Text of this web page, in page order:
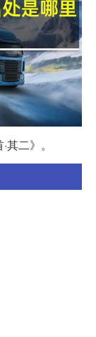
二》。